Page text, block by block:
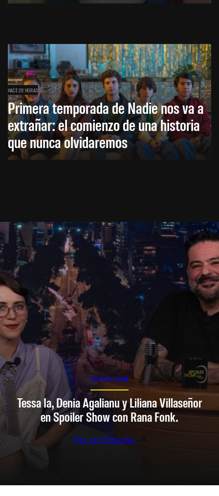
HACE 20 HORAS
Primera temporada de Nadie nos va a
extrañar: el comienzo de una historia
que nunca olvidaremos
SPOILER SHOW
Tessa Ia, Denia Agalianu y Liliana Villaseñor
en Spoiler Show con Rana Fonk.
Ver en Youtube